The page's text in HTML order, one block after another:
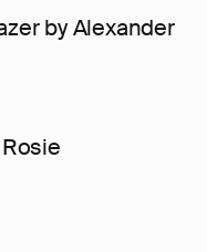
by Alexander